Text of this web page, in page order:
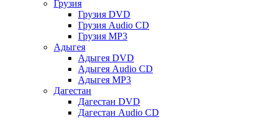
Грузия
Грузия DVD
Грузия Audio CD
Грузия MP3
Адыгея
Адыгея DVD
Адыгея Audio CD
Адыгея MP3
Дагестан
Дагестан DVD
Дагестан Audio CD